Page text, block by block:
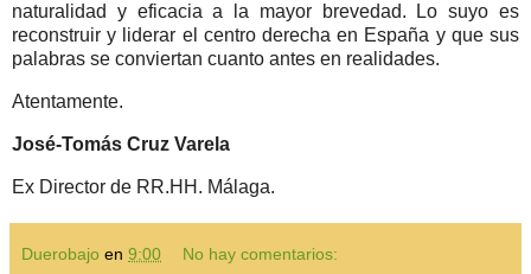
naturalidad y eficacia a la mayor brevedad. Lo suyo es
reconstruir y liderar el centro derecha en España y que sus
palabras se conviertan cuanto antes en realidades.
Atentamente.
José-Tomás Cruz Varela
Ex Director de RR.HH. Málaga.
Duerobajo en 9:00 No hay comentarios: